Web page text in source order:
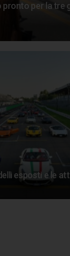
pronto per la tre
esposti e le